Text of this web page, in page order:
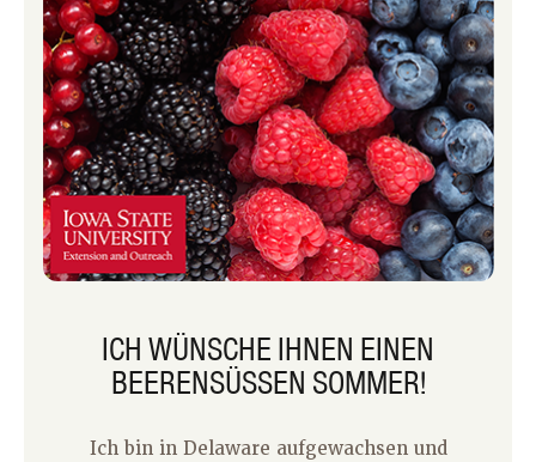
ICH WÜNSCHE IHNEN EINEN
BEERENSÜSSEN SOMMER!
Ich bin in Delaware aufgewachsen und